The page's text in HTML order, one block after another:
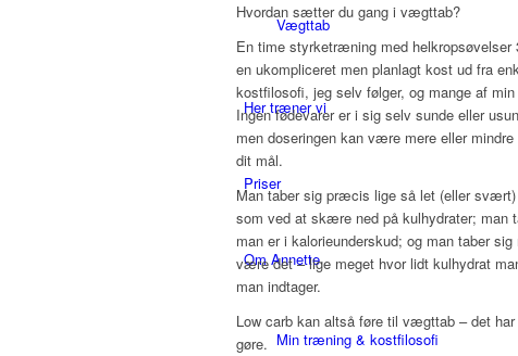
Vægttab
Her træner vi
Priser
Om Annette
Min træning & kostfilosofi
Hvordan sætter du gang i vægttab?
En time styrketræning med helkropsøvelser
en ukompliceret men planlagt kost ud fra
kostfilosofi, jeg selv følger, og mange af
Ingen fødevarer er i sig selv sunde eller
men doseringen kan være mere eller
dit mål.
Man taber sig præcis lige så let (eller
som ved at skære ned på kulhydrater; man
man er i kalorieunderskud; og man taber
være det – lige meget hvor lidt kulhydrat
man indtager.
Low carb kan altså føre til vægttab – det
gøre.